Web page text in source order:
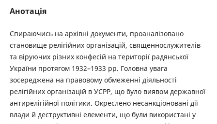
Анотація
Спираючись на архівні документи, проаналізовано
становище релігійних організацій, священнослужителів
та віруючих різних конфесій на території радянської
України протягом 1932–1933 рр. Головна увага
зосереджена на правовому обмеженні діяльності
релігійних організацій в УСРР, що було виявом державної
антирелігійної політики. Окреслено несанкціоновані дії
влади й деструктивні елементи, що були використані у